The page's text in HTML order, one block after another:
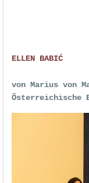
ELLEN BABIĆ
von Marius von
Österreichische